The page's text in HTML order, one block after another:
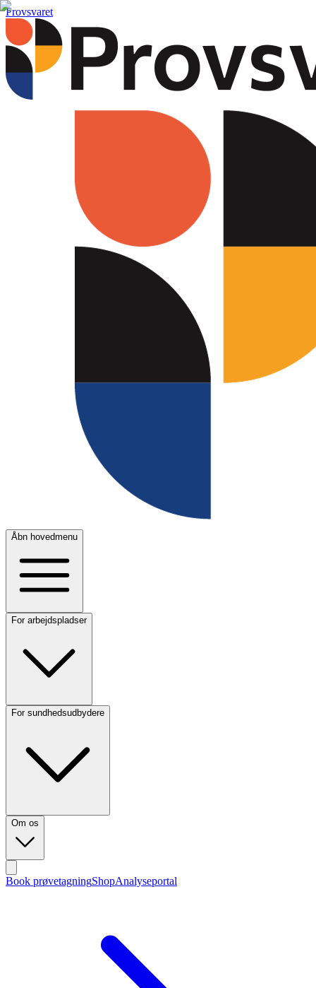
Provsvaret
Åbn hovedmenu
For arbejdspladser
For sundhedsudbydere
Om os
Book prøvetagningShopAnalyseportal